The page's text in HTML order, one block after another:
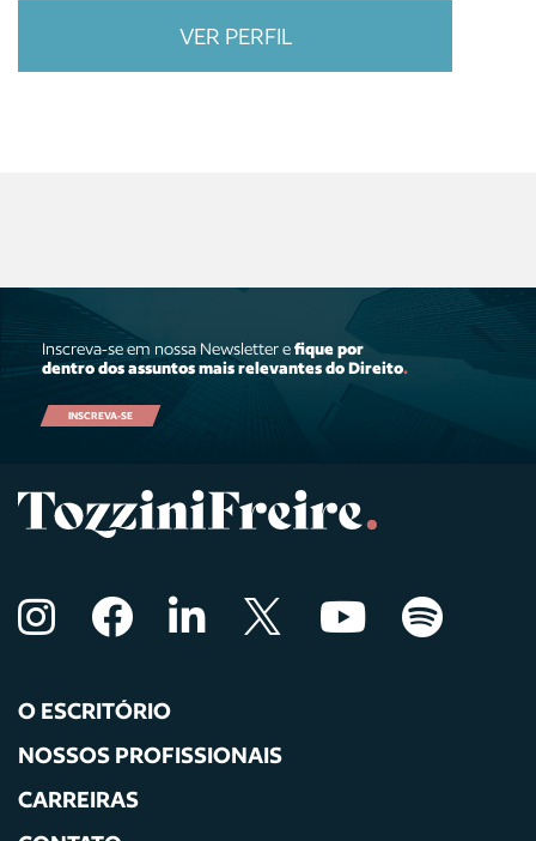
VER PERFIL
Inscreva-se em nossa Newsletter efique por
dentro dos assuntos mais relevantes do Direito.
INSCREVA-SE
O ESCRITÓRIO
NOSSOS PROFISSIONAIS
CARREIRAS